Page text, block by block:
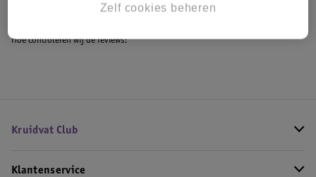
Orange Medicals Alle Urinalen
Hoe controleren wij de reviews?
Kruidvat Club
Klantenservice
Zelf cookies beheren